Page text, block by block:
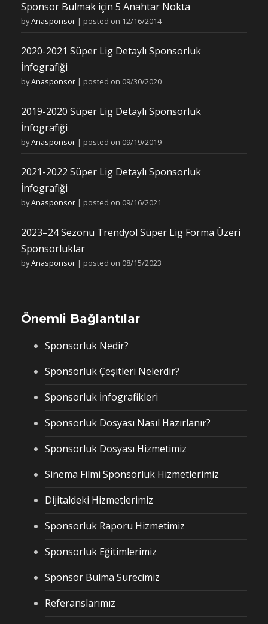
Sponsor Bulmak için 5 Anahtar Nokta
byAnasponsor | posted on 12/16/2014
2020-2021 Süper Lig Detaylı Sponsorluk
İnfografiği
byAnasponsor | posted on 09/30/2020
2019-2020 Süper Lig Detaylı Sponsorluk
İnfografiği
byAnasponsor | posted on 09/19/2019
2021-2022 Süper Lig Detaylı Sponsorluk
İnfografiği
byAnasponsor | posted on 09/16/2021
2023–24 Sezonu Trendyol Süper Lig Forma Üzeri
Sponsorluklar
byAnasponsor | posted on 08/15/2023
Önemli Bağlantılar
Sponsorluk Nedir?
Sponsorluk Çeşitleri Nelerdir?
Sponsorluk İnfografikleri
Sponsorluk Dosyası Nasıl Hazırlanır?
Sponsorluk Dosyası Hizmetimiz
Sinema Filmi Sponsorluk Hizmetlerimiz
Dijitaldeki Hizmetlerimiz
Sponsorluk Raporu Hizmetimiz
Sponsorluk Eğitimlerimiz
Sponsor Bulma Sürecimiz
Referanslarımız